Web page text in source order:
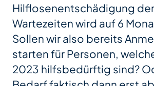
Hilflosenentschädigung der
Wartezeiten wird auf 6
Sollen wir also bereits
starten für Personen,
2023 hilfsbedürftig sind?